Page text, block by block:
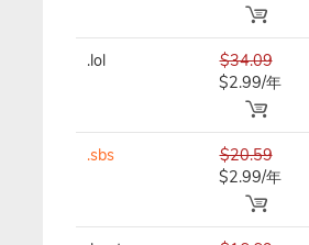
.lol
$34.09
$2.99/年
.sbs
$20.59
$2.99/年